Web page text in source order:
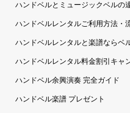
ハンドベルとミュージックベルの
ハンドベルレンタルご利用方法・
ハンドベルレンタルと楽譜ならベ
ハンドベルレンタル料金割引キャ
ハンドベル余興演奏 完全ガイド
ハンドベル楽譜 プレゼント